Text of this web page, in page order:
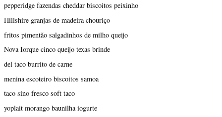
pepperidge fazendas cheddar biscoitos peixinho
Hillshire granjas de madeira chouriço
fritos pimentão salgadinhos de milho queijo
Nova Iorque cinco queijo texas brinde
del taco burrito de carne
menina escoteiro biscoitos samoa
taco sino fresco soft taco
yoplait morango baunilha iogurte